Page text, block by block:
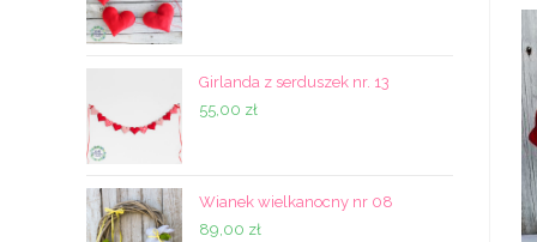
Girlanda z serduszek nr. 13
55,00 zł
Wianek wielkanocny nr 08
89,00 zł